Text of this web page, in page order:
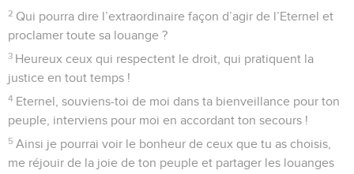
2 Qui pourra dire l’extraordinaire façon d’agir de l’Eternel et
proclamer toute sa louange ?
3 Heureux ceux qui respectent le droit, qui pratiquent la
justice en tout temps !
4 Eternel, souviens-toi de moi dans ta bienveillance pour ton
peuple, interviens pour moi en accordant ton secours !
5 Ainsi je pourrai voir le bonheur de ceux que tu as choisis,
me réjouir de la joie de ton peuple et partager les louanges